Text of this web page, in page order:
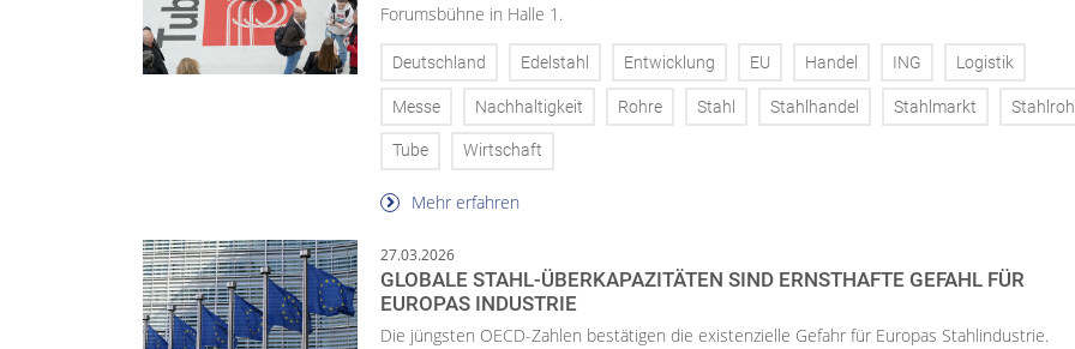
Forumsbühne in Halle 1.
Deutschland Edelstahl Entwicklung EU Handel ING Logistik
Messe Nachhaltigkeit Rohre Stahl Stahlhandel Stahlmarkt
Tube Wirtschaft
Mehr erfahren
27.03.2026
GLOBALE STAHL-ÜBERKAPAZITÄTEN SIND ERNSTHAFTE GEFAHL FÜR
EUROPAS INDUSTRIE
Die jüngsten OECD-Zahlen bestätigen die existenzielle Gefahr für Europas Stahlindustrie.